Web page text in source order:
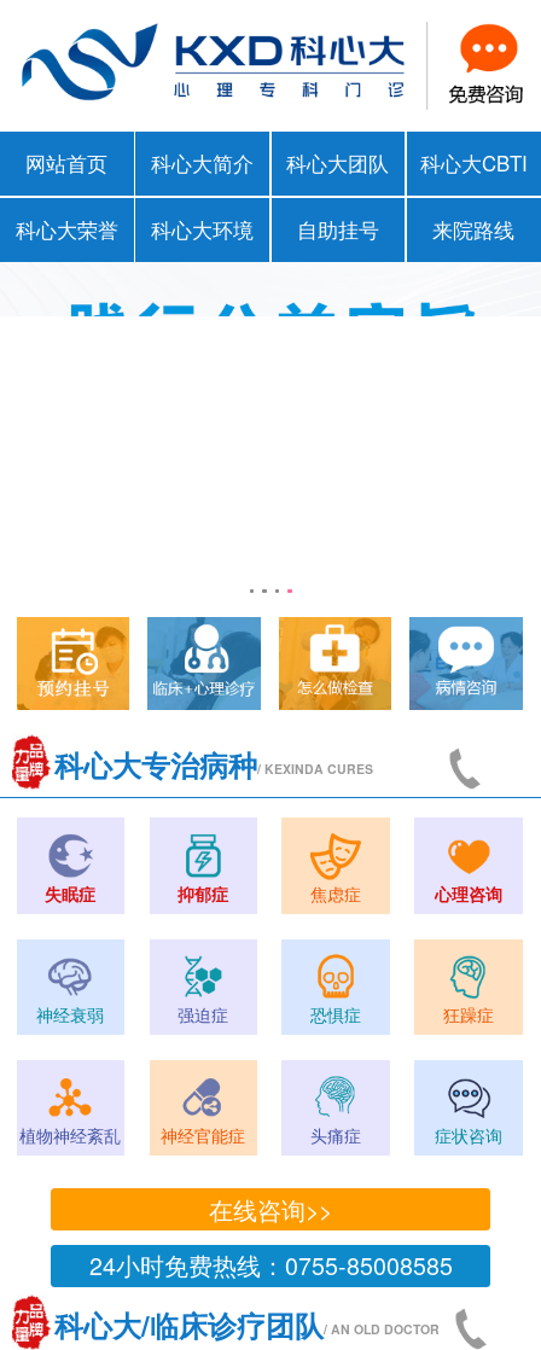
网站首页 科心大简介 科心大团队 科心大CBTI
科心大荣誉 科心大环境 自助挂号 来院路线
科心大专治病种/ KEXINDA CURES
失眠症 抑郁症 焦虑症 心理咨询
神经衰弱 强迫症 恐惧症 狂躁症
植物神经紊乱 神经官能症 头痛症 症状咨询
在线咨询>>
24小时免费热线：0755-85008585
科心大/临床诊疗团队/ AN OLD DOCTOR